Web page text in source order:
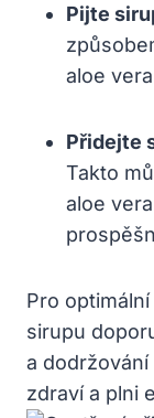
Pijte
aloe
Přidejte
Takto
aloe
Pro
sirupu
a
zdraví a plni